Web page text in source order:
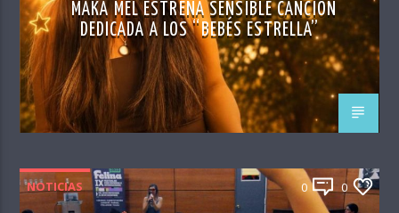
MAKA MEL ESTRENA SENSIBLE CANCIÓN
DEDICADA A LOS “BEBÉS ESTRELLA”
NOTICIAS 0 0